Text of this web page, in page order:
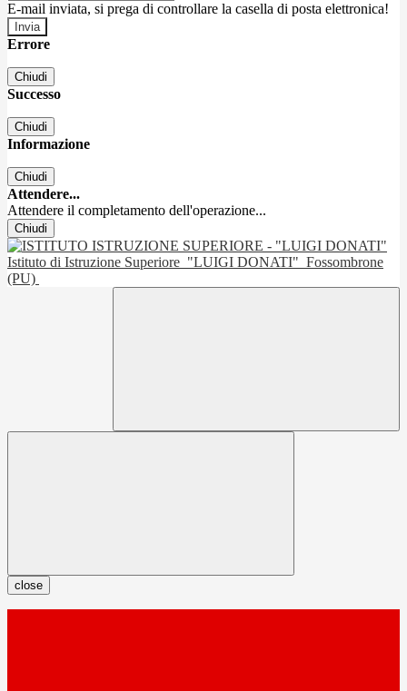
E-mail inviata, si prega di controllare la casella di posta elettronica!
Errore
Chiudi
Successo
Chiudi
Informazione
Chiudi
Attendere...
Attendere il completamento dell'operazione...
Chiudi
Istituto di Istruzione Superiore "LUIGI DONATI" Fossombrone
(PU)
close